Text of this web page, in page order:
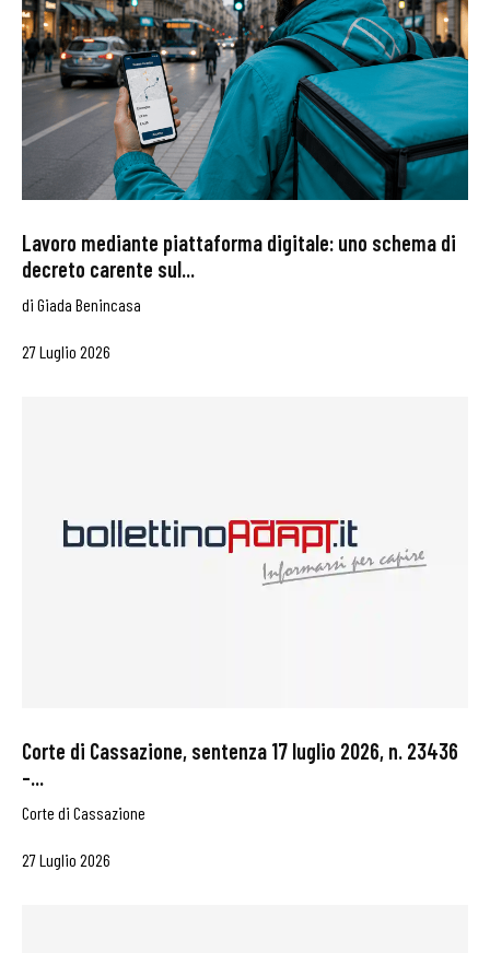
Lavoro mediante piattaforma digitale: uno schema di
decreto carente sul...
di Giada Benincasa
27 Luglio 2026
Corte di Cassazione, sentenza 17 luglio 2026, n. 23436
–...
Corte di Cassazione
27 Luglio 2026